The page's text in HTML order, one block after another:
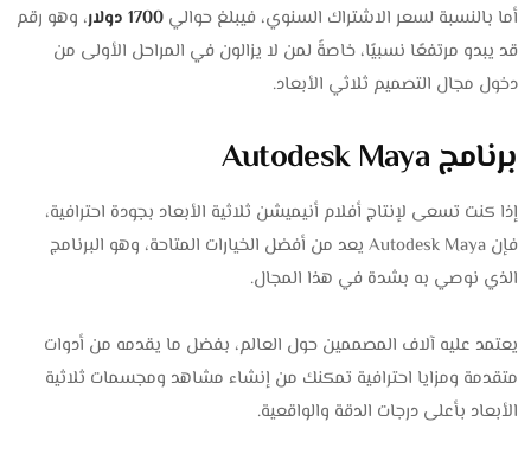
أما بالنسبة لسعر الاشتراك السنوي، فيبلغ حوالي1700 دولار
، وهو رقم
قد يبدو مرتفعًا نسبيًا، خاصةً لمن لا يزالون في المراحل الأولى من
دخول مجال التصميم ثلاثي الأبعاد.
برنامج Autodesk Maya
إذا كنت تسعى لإنتاج أفلام أنيميشن ثلاثية الأبعاد بجودة احترافية،
فإن Autodesk Maya يعد من أفضل الخيارات المتاحة، وهو البرنامج
الذي نوصي به بشدة في هذا المجال.
يعتمد عليه آلاف المصممين حول العالم، بفضل ما يقدمه من أدوات
متقدمة ومزايا احترافية تمكنك من إنشاء مشاهد ومجسمات ثلاثية
الأبعاد بأعلى درجات الدقة والواقعية.